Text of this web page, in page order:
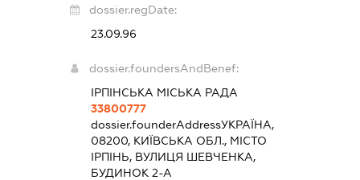
dossier.regDate:
23.09.96
dossier.foundersAndBenef:
ІРПІНСЬКА МІСЬКА РАДА
33800777
dossier.founderAddressУКРАЇНА,
08200, КИЇВСЬКА ОБЛ., МІСТО
ІРПІНЬ, ВУЛИЦЯ ШЕВЧЕНКА,
БУДИНОК 2-А